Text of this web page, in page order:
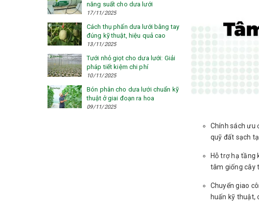
Chính sách ưu
quỹ đất sạch
Hỗ trợ hạ tầng
tâm giống cây
Chuyển giao
huấn kỹ thuật,
năng suất cho dưa lưới
17/11/2025
Cách thụ phấn dưa lưới bằng tay
đúng kỹ thuật, hiệu quả cao
13/11/2025
Tưới nhỏ giọt cho dưa lưới: Giải
pháp tiết kiệm chi phí
10/11/2025
Bón phân cho dưa lưới chuẩn kỹ
thuật ở giai đoạn ra hoa
09/11/2025